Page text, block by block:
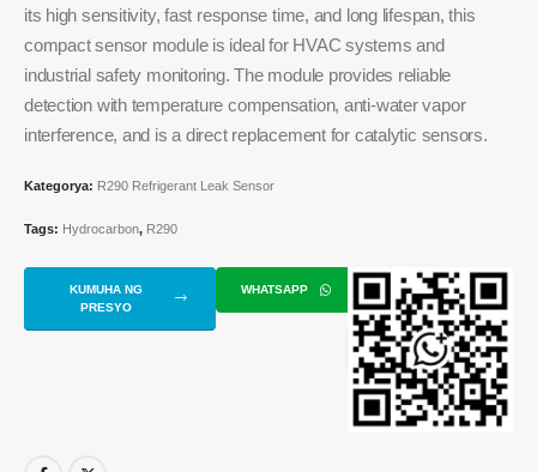
its high sensitivity, fast response time, and long lifespan, this
compact sensor module is ideal for HVAC systems and
industrial safety monitoring. The module provides reliable
detection with temperature compensation, anti-water vapor
interference, and is a direct replacement for catalytic sensors.
Kategorya: R290 Refrigerant Leak Sensor
Tags: Hydrocarbon, R290
KUMUHA NG
PRESYO
WHATSAPP